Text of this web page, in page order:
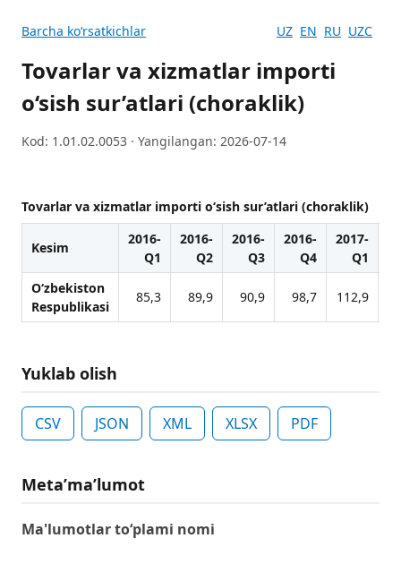
Barcha koʻrsatkichlar UZ EN RU UZC
Tovarlar va xizmatlar importi
o‘sish sur’atlari (choraklik)
Kod: 1.01.02.0053 · Yangilangan: 2026-07-14
Tovarlar va xizmatlar importi o‘sish sur’atlari (choraklik)
Kesim
2016-
Q1
2016-
Q2
2016-
Q3
2016-
Q4
2017-
Q1
O‘zbekiston
Respublikasi
85,3 89,9 90,9 98,7 112,9
Yuklab olish
CSV JSON XML XLSX PDF
Metaʼmaʼlumot
Ma'lumotlar to‘plami nomi